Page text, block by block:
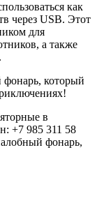
как
через USB. Этот
для
а также
фонарь, который
в
+7 985 311 58
фонарь,